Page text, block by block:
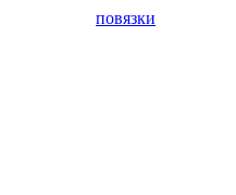
повязки